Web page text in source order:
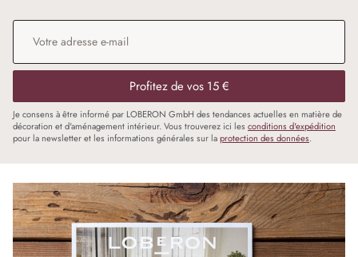
Adresse e-mail
Profitez de vos 15 €
Je consens à être informé par LOBERON GmbH des tendances actuelles en matière de
décoration et d'aménagement intérieur. Vous trouverez ici les conditions d'expédition
pour la newsletter et les informations générales sur laprotection des données.